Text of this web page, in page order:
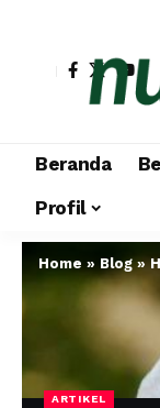
Beranda
Profil
Home » Blog»
ARTIKEL